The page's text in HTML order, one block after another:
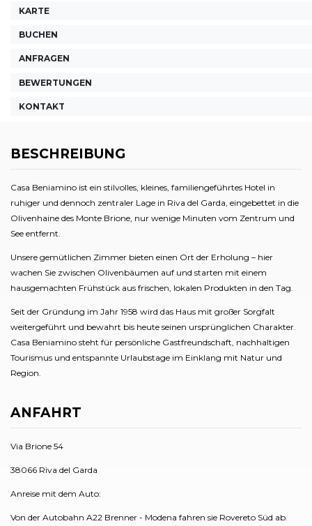
KARTE
BUCHEN
ANFRAGEN
BEWERTUNGEN
KONTAKT
BESCHREIBUNG
Casa Beniamino ist ein stilvolles, kleines, familiengeführtes Hotel in
ruhiger und dennoch zentraler Lage in Riva del Garda, eingebettet in die
Olivenhaine des Monte Brione, nur wenige Minuten vom Zentrum und
See entfernt.
Unsere gemütlichen Zimmer bieten einen Ort der Erholung – hier
wachen Sie zwischen Olivenbäumen auf und starten mit einem
hausgemachten Frühstück aus frischen, lokalen Produkten in den Tag.
Seit der Gründung im Jahr 1958 wird das Haus mit großer Sorgfalt
weitergeführt und bewahrt bis heute seinen ursprünglichen Charakter.
Casa Beniamino steht für persönliche Gastfreundschaft, nachhaltigen
Tourismus und entspannte Urlaubstage im Einklang mit Natur und
Region.
ANFAHRT
Via Brione 54
38066 Riva del Garda
Anreise mit dem Auto:
Von der Autobahn A22 Brenner - Modena fahren sie Rovereto Süd ab.